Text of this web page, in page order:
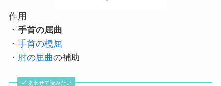
作用
・ 手首の屈曲
・ 手首の橈屈
・ 肘の屈曲の補助
あわせて読みたい